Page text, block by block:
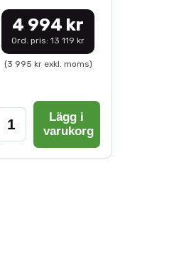
4 994 kr
Ord. pris: 13 119 kr
(3 995 kr exkl. moms)
Lägg i
varukorg